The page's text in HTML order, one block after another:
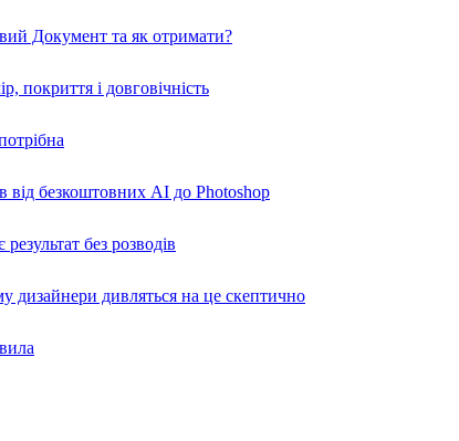
Документ та як отримати?
покриття і довговічність
від безкоштовних AI до Photoshop
без розводів
дизайнери дивляться на це скептично